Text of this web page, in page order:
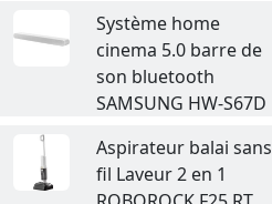
Système home
cinema 5.0 barre de
son bluetooth
SAMSUNG HW-S67D
Aspirateur balai sans
fil Laveur 2 en 1